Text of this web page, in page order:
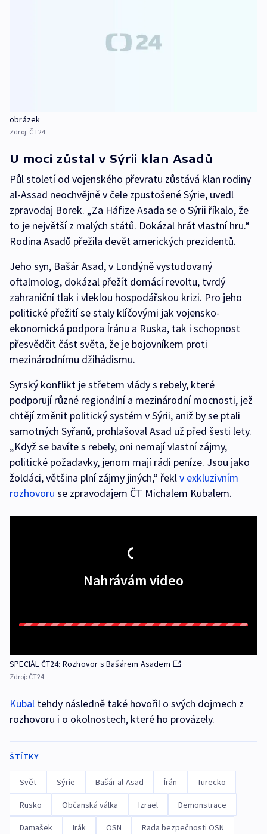
obrázek
Zdroj: ČT24
U moci zůstal v Sýrii klan Asadů
Půl století od vojenského převratu zůstává klan rodiny
al-Assad neochvějně v čele zpustošené Sýrie, uvedl
zpravodaj Borek. „Za Háfize Asada se o Sýrii říkalo, že
to je největší z malých států. Dokázal hrát vlastní hru.“
Rodina Asadů přežila devět amerických prezidentů.
Jeho syn, Bašár Asad, v Londýně vystudovaný
oftalmolog, dokázal přežít domácí revoltu, tvrdý
zahraniční tlak i vleklou hospodářskou krizi. Pro jeho
politické přežití se staly klíčovými jak vojensko-
ekonomická podpora Íránu a Ruska, tak i schopnost
přesvědčit část světa, že je bojovníkem proti
mezinárodnímu džihádismu.
Syrský konflikt je střetem vlády s rebely, které
podporují různé regionální a mezinárodní mocnosti, jež
chtějí změnit politický systém v Sýrii, aniž by se ptali
samotných Syřanů, prohlašoval Asad už před šesti lety.
„Když se bavíte s rebely, oni nemají vlastní zájmy,
politické požadavky, jenom mají rádi peníze. Jsou jako
žoldáci, většina plní zájmy jiných,“ řeklv exkluzivním
rozhovoru se zpravodajem ČT Michalem Kubalem.
Nahrávám video
SPECIÁL ČT24: Rozhovor s Bašárem Asadem
Zdroj: ČT24
Kubal tehdy následně také hovořil o svých dojmech z
rozhovoru i o okolnostech, které ho provázely.
ŠTÍTKY
Svět Sýrie Bašár al-Asad Írán Turecko
Rusko Občanská válka Izrael Demonstrace
Damašek Irák OSN Rada bezpečnosti OSN